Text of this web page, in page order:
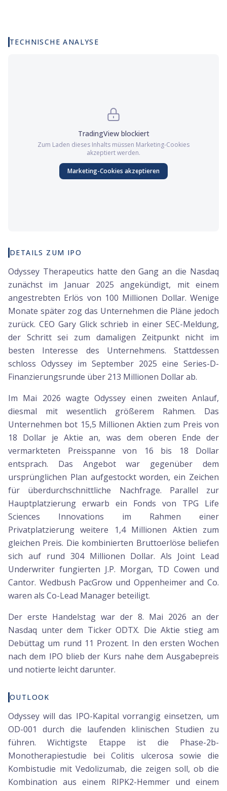
TECHNISCHE ANALYSE
TradingViewblockiert
Zum Laden dieses Inhalts müssen Marketing-Cookies
akzeptiert werden.
Marketing-Cookies akzeptieren
DETAILS ZUM IPO
Odyssey Therapeutics hatte den Gang an die Nasdaq
zunächst im Januar 2025 angekündigt, mit einem
angestrebten Erlös von 100 Millionen Dollar. Wenige
Monate später zog das Unternehmen die Pläne jedoch
zurück. CEO Gary Glick schrieb in einer SEC-Meldung,
der Schritt sei zum damaligen Zeitpunkt nicht im
besten Interesse des Unternehmens. Stattdessen
schloss Odyssey im September 2025 eine Series-D-
Finanzierungsrunde über 213 Millionen Dollar ab.
Im Mai 2026 wagte Odyssey einen zweiten Anlauf,
diesmal mit wesentlich größerem Rahmen. Das
Unternehmen bot 15,5 Millionen Aktien zum Preis von
18 Dollar je Aktie an, was dem oberen Ende der
vermarkteten Preisspanne von 16 bis 18 Dollar
entsprach. Das Angebot war gegenüber dem
ursprünglichen Plan aufgestockt worden, ein Zeichen
für überdurchschnittliche Nachfrage. Parallel zur
Hauptplatzierung erwarb ein Fonds von TPG Life
Sciences Innovations im Rahmen einer
Privatplatzierung weitere 1,4 Millionen Aktien zum
gleichen Preis. Die kombinierten Bruttoerlöse beliefen
sich auf rund 304 Millionen Dollar. Als Joint Lead
Underwriter fungierten J.P. Morgan, TD Cowen und
Cantor. Wedbush PacGrow und Oppenheimer and Co.
waren als Co-Lead Manager beteiligt.
Der erste Handelstag war der 8. Mai 2026 an der
Nasdaq unter dem Ticker ODTX. Die Aktie stieg am
Debüttag um rund 11 Prozent. In den ersten Wochen
nach dem IPO blieb der Kurs nahe dem Ausgabepreis
und notierte leicht darunter.
OUTLOOK
Odyssey will das IPO-Kapital vorrangig einsetzen, um
OD-001 durch die laufenden klinischen Studien zu
führen. Wichtigste Etappe ist die Phase-2b-
Monotherapiestudie bei Colitis ulcerosa sowie die
Kombistudie mit Vedolizumab, die zeigen soll, ob die
Kombination aus einem RIPK2-Hemmer und einem